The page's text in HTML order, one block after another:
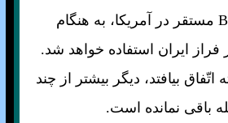
های بمب افکن B2 مستقر در آمريکا، به هنگام
فراز ايران استفاده خواهد شد.
بيافتد، ديگر بيشتر از چند
باقی نمانده است.